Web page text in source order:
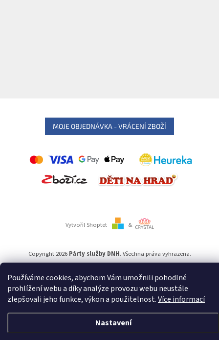
Používáme cookies, abychom Vám umožnili pohodlné
prohlížení webu a díky analýze provozu webu neustále
zlepšovali jeho funkce, výkon a použitelnost.Více informací
Nastavení
MOJE OBJEDNÁVKA - VRÁCENÍ ZBOŽÍ
Vytvořil Shoptet &
Copyright 2026 Párty služby DNH. Všechna práva vyhrazena.
Používámeověření věku Adulto